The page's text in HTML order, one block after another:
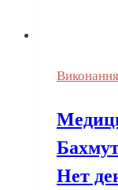
Нет